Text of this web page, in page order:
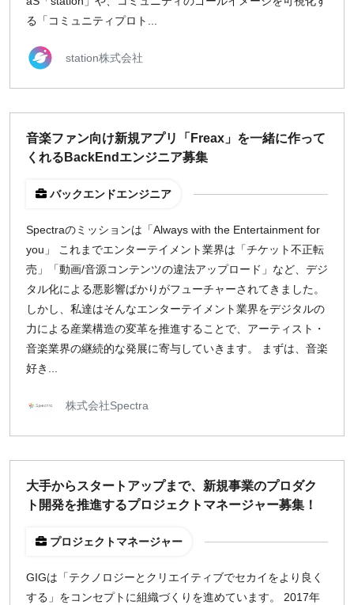
る「コミュニティプロト...
station株式会社
音楽ファン向け新規アプリ「Freax」を一緒に作って
くれるBackEndエンジニア募集
バックエンドエンジニア
Spectraのミッションは「Always with the Entertainment for
you」 これまでエンターテイメント業界は「チケット不正転
売」「動画/音源コンテンツの違法アップロード」など、デジ
タル化による悪影響ばかりがフューチャーされてきました。
しかし、私達はそんなエンターテイメント業界をデジタルの
力による産業構造の変革を推進することで、アーティスト・
音楽業界の継続的な発展に寄与していきます。 まずは、音楽
好き...
株式会社Spectra
大手からスタートアップまで、新規事業のプロダク
ト開発を推進するプロジェクトマネージャー募集！
プロジェクトマネージャー
GIGは「テクノロジーとクリエイティブでセカイをより良く
する」をコンセプトに組織づくりを進めています。 2017年